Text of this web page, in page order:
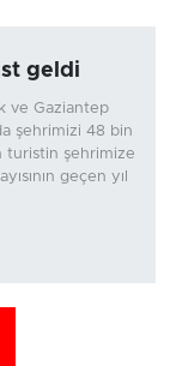
geldi
ve Gaziantep
şehrimizi 48 bin
turistin şehrimize
geçen yıl